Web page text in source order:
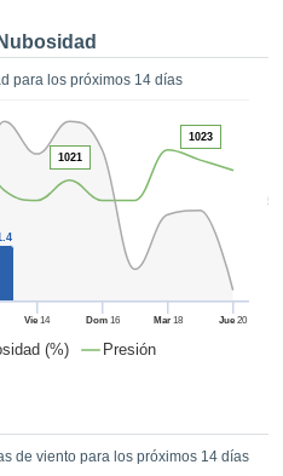
para los próximos 14 días
(%) Presión
50
Vie 14 Dom16 Mar18 Jue 20
1021
1023
de viento para los próximos 14 días